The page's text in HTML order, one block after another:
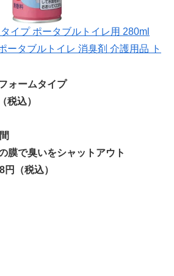
イプ ポータブルトイレ用 280ml
ータブルトイレ 消臭剤 介護用品 ト
ォームタイプ
込）
で臭いをシャットアウト
（税込）